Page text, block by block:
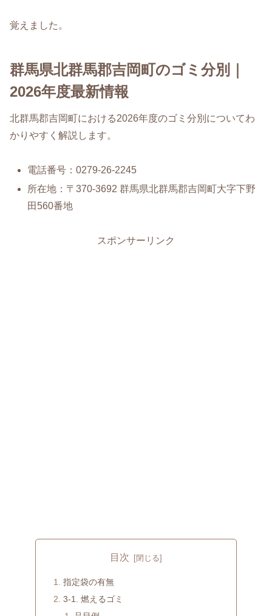
覚えました。
群馬県北群馬郡吉岡町のゴミ分別｜
2026年度最新情報
北群馬郡吉岡町における2026年度のゴミ分別についてわ
かりやすく解説します。
電話番号：0279-26-2245
所在地：〒370-3692 群馬県北群馬郡吉岡町大字下野
田560番地
スポンサーリンク
目次
指定袋の有無
3-1. 燃えるゴミ